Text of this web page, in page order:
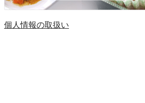
個人情報の取扱い